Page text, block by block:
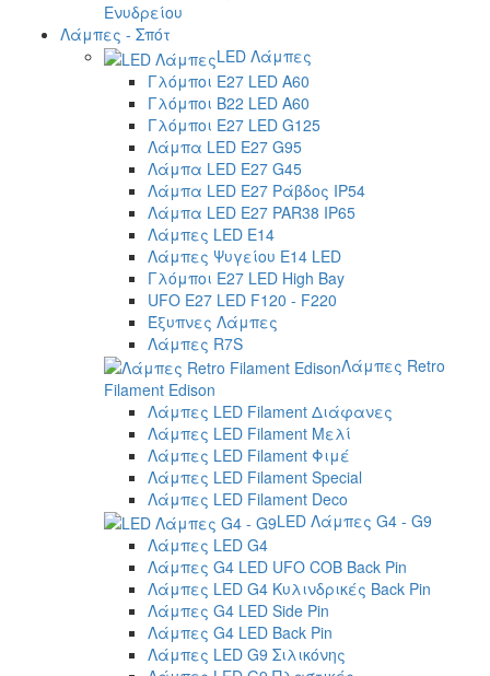
Ενυδρείου
Λάμπες - Σπότ
LED Λάμπες
Γλόμποι E27 LED A60
Γλόμποι B22 LED A60
Γλόμποι E27 LED G125
Λάμπα LED E27 G95
Λάμπα LED E27 G45
Λάμπα LED E27 Ράβδος IP54
Λάμπα LED E27 PAR38 IP65
Λάμπες LED E14
Λάμπες Ψυγείου E14 LED
Γλόμποι E27 LED High Bay
UFO E27 LED F120 - F220
Έξυπνες Λάμπες
Λάμπες R7S
Λάμπες Retro
Filament Edison
Λάμπες LED Filament Διάφανες
Λάμπες LED Filament Μελί
Λάμπες LED Filament Φιμέ
Λάμπες LED Filament Special
Λάμπες LED Filament Deco
LED Λάμπες G4 - G9
Λάμπες LED G4
Λάμπες G4 LED UFO COB Back Pin
Λάμπες LED G4 Κυλινδρικές Back Pin
Λάμπες G4 LED Side Pin
Λάμπες G4 LED Back Pin
Λάμπες LED G9 Σιλικόνης